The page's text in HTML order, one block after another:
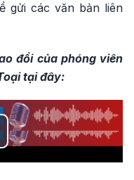
gửi các văn bản liên
đổi của phóng viên
tại đây: